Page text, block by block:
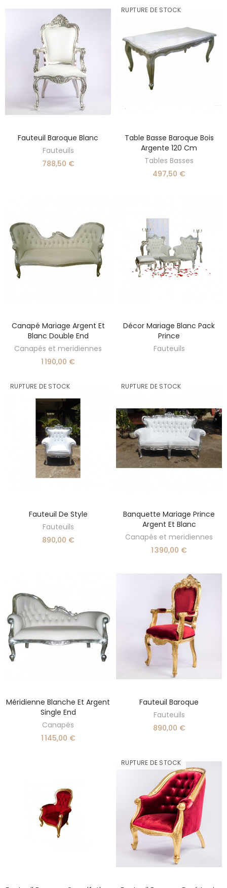
AJOUTER AU PANIER
Fauteuil Baroque Blanc
Fauteuils
788,50 €
RUPTURE DE STOCK
DÉCOUVRIR
Table Basse Baroque Bois
Argente 120 Cm
Tables Basses
497,50 €
AJOUTER AU PANIER
Canapé Mariage Argent Et
Blanc Double End
Canapés et meridiennes
1 190,00 €
DÉCOUVRIR
Décor Mariage Blanc Pack
Prince
Fauteuils
RUPTURE DE STOCK
DÉCOUVRIR
Fauteuil De Style
Fauteuils
890,00 €
RUPTURE DE STOCK
DÉCOUVRIR
Banquette Mariage Prince
Argent Et Blanc
Canapés et meridiennes
1 390,00 €
AJOUTER AU PANIER
Méridienne Blanche Et Argent
Single End
Canapés
1 145,00 €
AJOUTER AU PANIER
Fauteuil Baroque
Fauteuils
890,00 €
RUPTURE DE STOCK